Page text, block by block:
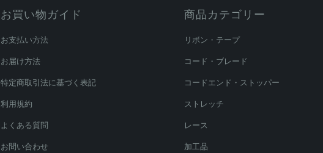
お買い物ガイド
お支払い方法
お届け方法
特定商取引法に基づく表記
利用規約
よくある質問
お問い合わせ
商品カテゴリー
リボン・テープ
コード・ブレード
コードエンド・ストッパー
ストレッチ
レース
加工品